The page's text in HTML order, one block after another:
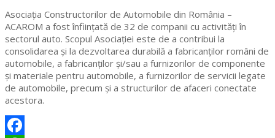
Asociația Constructorilor de Automobile din România –
ACAROM a fost înfiinţată de 32 de companii cu activități în
sectorul auto. Scopul Asociaţiei este de a contribui la
consolidarea și la dezvoltarea durabilă a fabricanţilor români de
automobile, a fabricanţilor şi/sau a furnizorilor de componente
şi materiale pentru automobile, a furnizorilor de servicii legate
de automobile, precum și a structurilor de afaceri conectate
acestora.